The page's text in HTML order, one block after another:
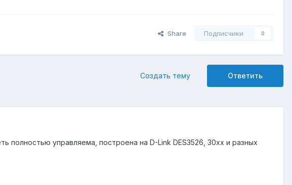
Share Подписчики 0
Ответить
Создать тему
полностью управляема, построена на D-Link DES3526, 30xx и разных